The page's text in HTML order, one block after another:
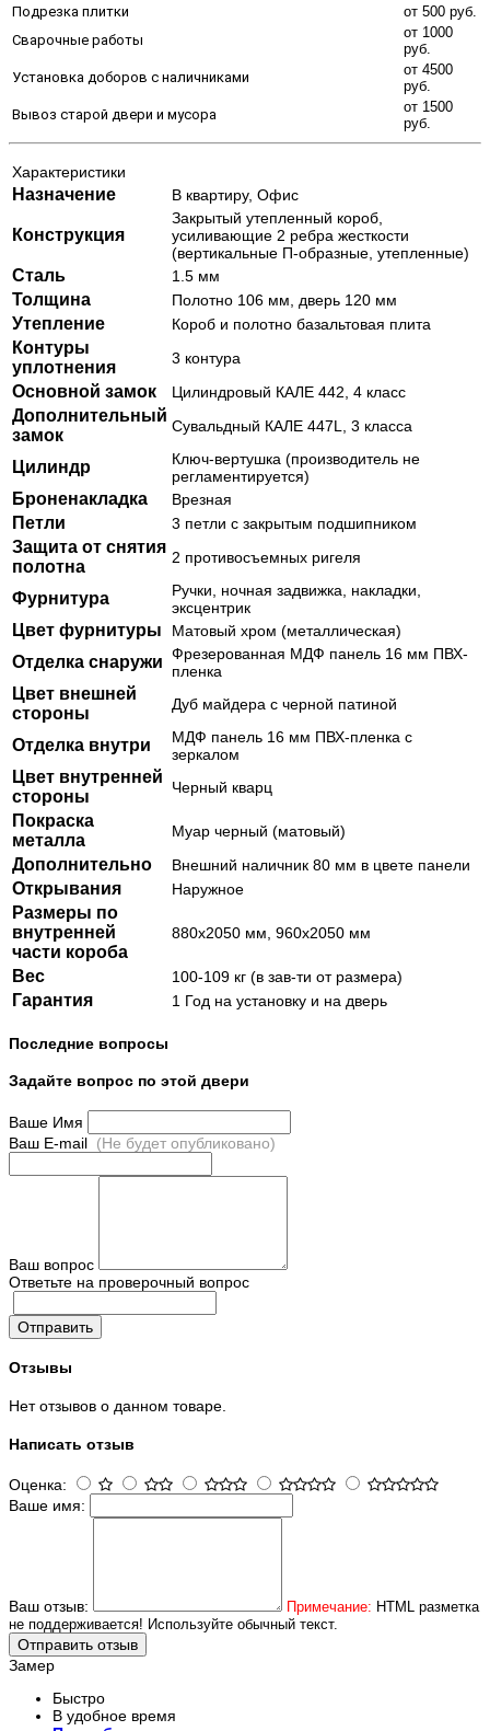
Подрезка плитки
от 500 руб.
Сварочные работы
от 1000
руб.
Установка доборов с наличниками
от 4500
руб.
Вывоз старой двери и мусора
от 1500
руб.
Характеристики
Назначение В квартиру, Офис
Конструкция
Закрытый утепленный короб,
усиливающие 2 ребра жесткости
(вертикальные П-образные, утепленные)
Сталь 1.5 мм
Толщина Полотно 106 мм, дверь 120 мм
Утепление Короб и полотно базальтовая плита
Контуры
уплотнения
3 контура
Основной замок Цилиндровый КАЛЕ 442, 4 класс
Дополнительный
замок
Сувальдный КАЛЕ 447L, 3 класса
Цилиндр
Ключ-вертушка (производитель не
регламентируется)
Броненакладка Врезная
Петли 3 петли с закрытым подшипником
Защита от снятия
полотна
2 противосъемных ригеля
Фурнитура
Ручки, ночная задвижка, накладки,
эксцентрик
Цвет фурнитуры Матовый хром (металлическая)
Отделка снаружи Фрезерованная МДФ панель 16 мм ПВХ-
пленка
Цвет внешней
стороны
Дуб майдера с черной патиной
Отделка внутри
МДФ панель 16 мм ПВХ-пленка с
зеркалом
Цвет внутренней
стороны
Черный кварц
Покраска
металла
Муар черный (матовый)
Дополнительно Внешний наличник 80 мм в цвете панели
Открывания Наружное
Размеры по
внутренней
части короба
880х2050 мм, 960х2050 мм
Вес 100-109 кг (в зав-ти от размера)
Гарантия 1 Год на установку и на дверь
Последние вопросы
Задайте вопрос по этой двери
Ваше Имя
Ваш E-mail (Не будет опубликовано)
Ваш вопрос
Ответьте на проверочный вопрос
Отправить
Отзывы
Нет отзывов о данном товаре.
Написать отзыв
Оценка:
Ваше имя:
Ваш отзыв: Примечание: HTML разметка
не поддерживается! Используйте обычный текст.
Отправить отзыв
Замер
Быстро
В удобное время